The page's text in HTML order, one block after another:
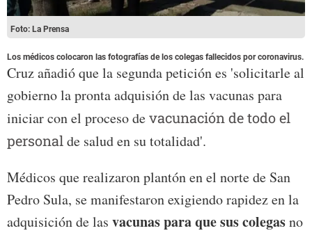
Foto: La Prensa
Los médicos colocaron las fotografías de los colegas fallecidos por coronavirus.
Cruz añadió que la segunda petición es 'solicitarle al
gobierno la pronta adquisión de las vacunas para
iniciar con el proceso devacunación de todo el
personalde salud en su totalidad'.
Médicos que realizaron plantón en el norte de San
Pedro Sula, se manifestaron exigiendo rapidez en la
adquisición de las vacunas para que sus colegasno